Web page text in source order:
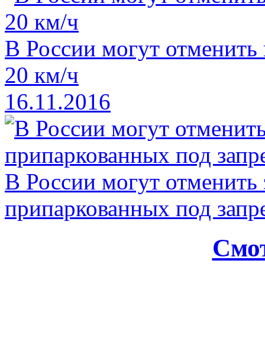
В России могут
20 км/ч
16.11.2016
В России могут
припаркованных под